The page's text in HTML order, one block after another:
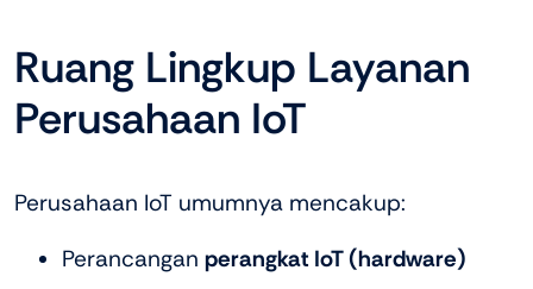
Ruang Lingkup Layanan
Perusahaan IoT
Perusahaan IoT umumnya mencakup:
Perancangan perangkat IoT (hardware)